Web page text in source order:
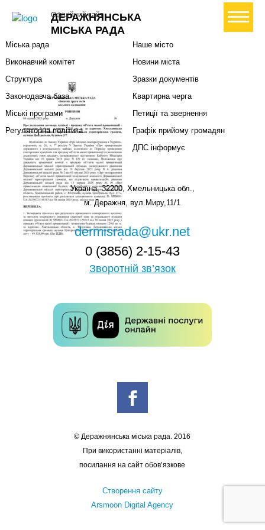
ДЕРАЖНЯНСЬКА
МІСЬКА РАДА
Офіційний сайт+ Створити петицію
Міський голова
Міська рада
Виконавчий комітет
Структура
Законодавча база
Міські програми
Регуляторна політика
Наше місто
Новини міста
Зразки документів
Квартирна черга
Петиції та звернення
Графік прийому громадян
ДПС інформує
Україна, 32200, Хмельницька обл.,
м. Деражня, вул.Миру,11/1
dermisrada@ukr.net
0 (3856) 2-15-43
Зворотній зв’язок
© Деражнянська міська рада. 2016
При використанні матеріалів,
посилання на сайт обов’язкове
Створення сайту
Arsmoon Digital Agency